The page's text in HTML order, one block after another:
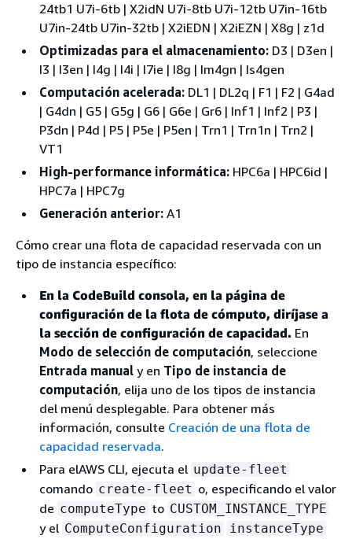
24tb1 U7i-6tb | X2idN U7i-8tb U7i-12tb U7in-16tb
U7in-24tb U7in-32tb | X2iEDN | X2iEZN | X8g | z1d
Optimizadas para el almacenamiento: D3 | D3en |
I3 | I3en | I4g | I4i | I7ie | I8g | Im4gn | Is4gen
Computación acelerada: DL1 | DL2q | F1 | F2 | G4ad
| G4dn | G5 | G5g | G6 | G6e | Gr6 | Inf1 | Inf2 | P3 |
P3dn | P4d | P5 | P5e | P5en | Trn1 | Trn1n | Trn2 |
VT1
High-performance informática: HPC6a | HPC6id |
HPC7a | HPC7g
Generación anterior: A1
Cómo crear una flota de capacidad reservada con un
tipo de instancia específico:
En la CodeBuild consola, en la página de
configuración de la flota de cómputo, diríjase a
la sección de configuración de capacidad. En
Modo de selección de computación, seleccione
Entrada manual y en Tipo de instancia de
computación, elija uno de los tipos de instancia
del menú desplegable. Para obtener más
información, consulte Creación de una flota de
capacidad reservada.
Para elAWS CLI, ejecuta el update-fleet
comando create-fleet o, especificando el valor
de computeType to CUSTOM_INSTANCE_TYPE
y el ComputeConfiguration instanceType